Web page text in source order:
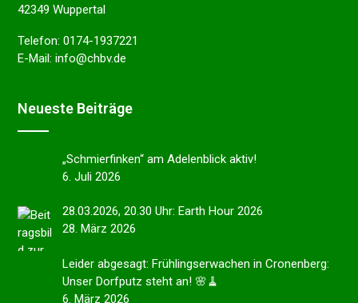
42349 Wuppertal
Telefon: 0174-1937221
E-Mail: info@chbv.de
Neues­te Beiträge
„Schmier­fin­ken“ am Adelen­blick aktiv!
6. Juli 2026
28.03.2026, 20.30 Uhr: Earth Hour 2026
28. März 2026
Leider abgesagt: Frühlings­er­wa­chen in Cronen­berg:
Unser Dorfputz steht an! 🌸🧹
6. März 2026